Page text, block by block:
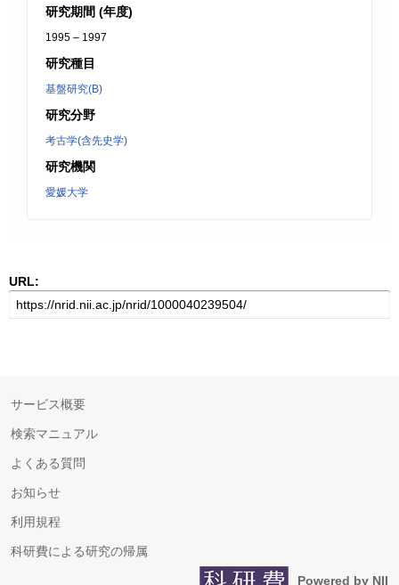
研究期間 (年度)
1995 – 1997
研究種目
基盤研究(B)
研究分野
考古学(含先史学)
研究機関
愛媛大学
URL:
サービス概要
検索マニュアル
よくある質問
お知らせ
利用規程
科研費による研究の帰属
Powered by NII